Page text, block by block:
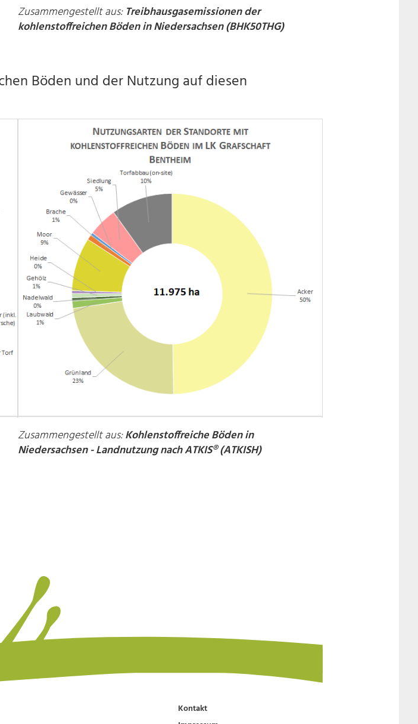
Zusammengestellt aus: Treibhausgasemissionen der
kohlenstoffreichen Böden in Niedersachsen (BHK50THG)
Böden und der Nutzung auf diesen
Zusammengestellt aus:Kohlenstoffreiche Böden in
Niedersachsen - Landnutzung nach ATKIS® (ATKISH)
Kontakt